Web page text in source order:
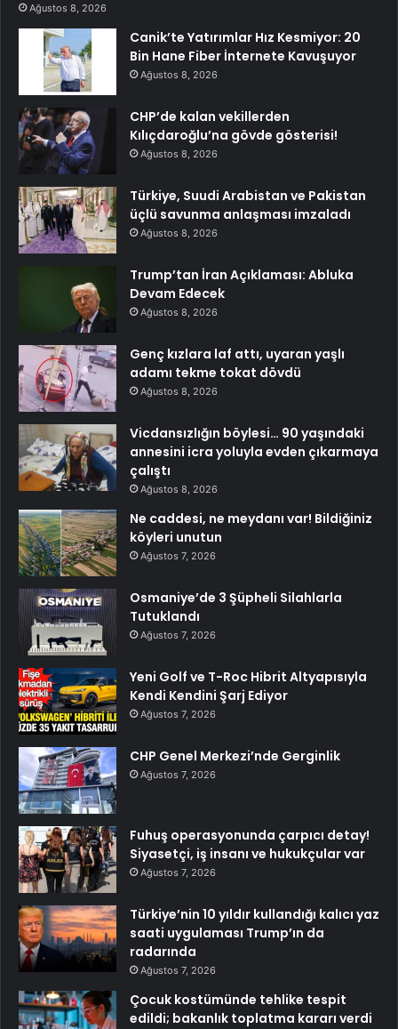
Ağustos 8, 2026
Canik’te Yatırımlar Hız Kesmiyor: 20
Bin Hane Fiber İnternete Kavuşuyor
Ağustos 8, 2026
CHP’de kalan vekillerden
Kılıçdaroğlu’na gövde gösterisi!
Ağustos 8, 2026
Türkiye, Suudi Arabistan ve Pakistan
üçlü savunma anlaşması imzaladı
Ağustos 8, 2026
Trump’tan İran Açıklaması: Abluka
Devam Edecek
Ağustos 8, 2026
Genç kızlara laf attı, uyaran yaşlı
adamı tekme tokat dövdü
Ağustos 8, 2026
Vicdansızlığın böylesi… 90 yaşındaki
annesini icra yoluyla evden çıkarmaya
çalıştı
Ağustos 8, 2026
Ne caddesi, ne meydanı var! Bildiğiniz
köyleri unutun
Ağustos 7, 2026
Osmaniye’de 3 Şüpheli Silahlarla
Tutuklandı
Ağustos 7, 2026
Yeni Golf ve T-Roc Hibrit Altyapısıyla
Kendi Kendini Şarj Ediyor
Ağustos 7, 2026
CHP Genel Merkezi’nde Gerginlik
Ağustos 7, 2026
Fuhuş operasyonunda çarpıcı detay!
Siyasetçi, iş insanı ve hukukçular var
Ağustos 7, 2026
Türkiye’nin 10 yıldır kullandığı kalıcı yaz
saati uygulaması Trump’ın da
radarında
Ağustos 7, 2026
Çocuk kostümünde tehlike tespit
edildi; bakanlık toplatma kararı verdi